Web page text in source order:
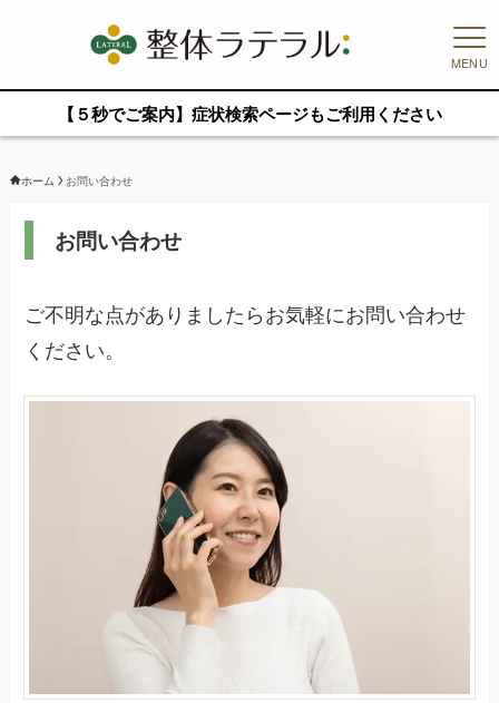
MENU
【５秒でご案内】症状検索ページもご利用ください
ホーム お問い合わせ
お問い合わせ
ご不明な点がありましたらお気軽にお問い合わせ
ください。